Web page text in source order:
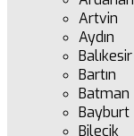
Artvin
Aydın
Balıkesir
Bartın
Batman
Bayburt
Bilecik